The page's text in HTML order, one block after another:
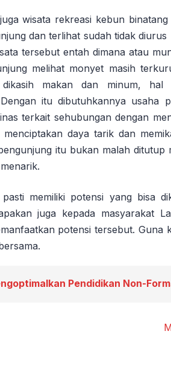
wisata rekreasi kebun
dan terlihat sudah tidak
tersebut entah dimana atau
melihat monyet masih
makan dan minum, hal
itu dibutuhkannya usaha
terkait sehubungan dengan
daya tarik dan
itu bukan malah ditutup
memiliki potensi yang bisa
juga kepada masyarakat
potensi tersebut. Guna
Pendidikan Non-